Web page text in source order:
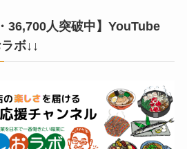
36,700人突破中】YouTube
ボ↓↓